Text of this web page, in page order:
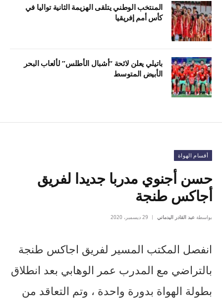
المنتخب الوطني يتلقى الهزيمة الثانية تواليا في
كأس أمم إفريقيا
باتيلي يعلن لائحة “أشبال الأطلس” لألعاب البحر
الأبيض المتوسط
أقسام الهواة
حسن أجنوي مدربا جديدا لفريق
أجاكس طنجة
بواسطة عبد القادر اليدماني 29 ديسمبر، 2020
انفصل المكتب المسير لفريق اجاكس طنجة
بالتراضي مع المدرب عمر الوهابي بعد انطلاق
بطولة الهواة بدورة واحدة ، وتم التعاقد من